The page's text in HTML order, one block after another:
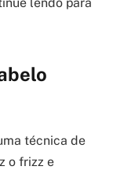
lendo para
técnica de
o frizz e